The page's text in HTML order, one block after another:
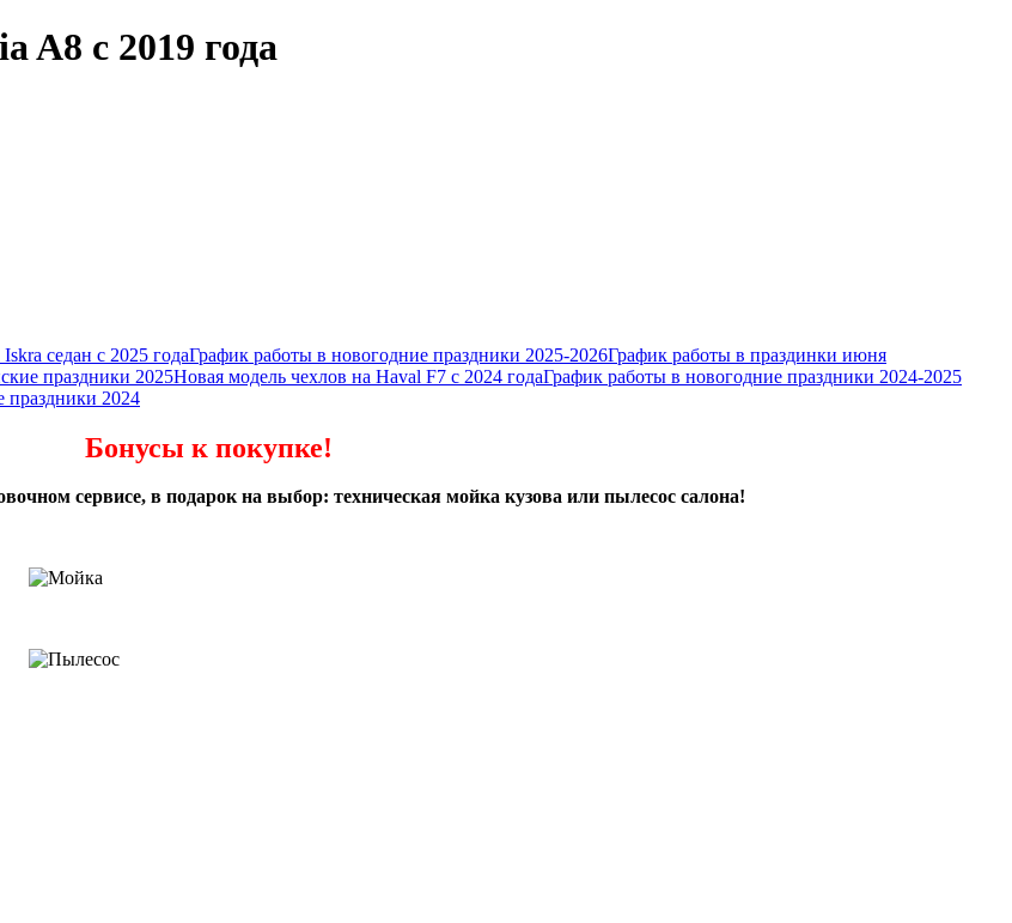
A8 с 2019 года
седан с 2025 годаГрафик работы в новогодние праздники 2025-2026График работы в праздинки июня
праздники 2025Новая модель чехлов на Haval F7 с 2024 годаГрафик работы в новогодние праздники 2024-2025
праздники 2024
Бонусы к покупке!
сервисе, в подарок на выбор: техническая мойка кузова или пылесос салона!